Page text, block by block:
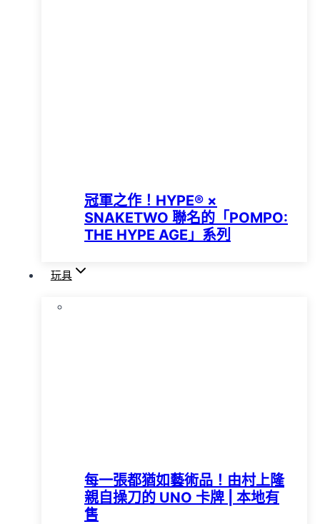
冠軍之作！HYPE®️ ×
SNAKETWO 聯名的「POMPO:
THE HYPE AGE」系列
玩具
每一張都猶如藝術品！由村上隆
親自操刀的 UNO 卡牌 | 本地有
售